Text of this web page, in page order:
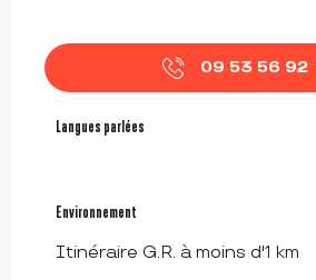
09 53 56 92
Langues parlées
Langues parlées
Environnement
Environnement
Itinéraire G.R. à moins d'1 km